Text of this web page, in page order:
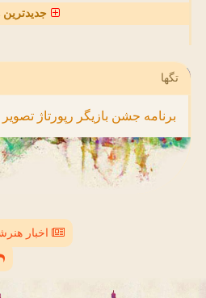
جدیدترین
تگها
برنامه جشن بازیگر رپورتاژ تصویر
اخبار